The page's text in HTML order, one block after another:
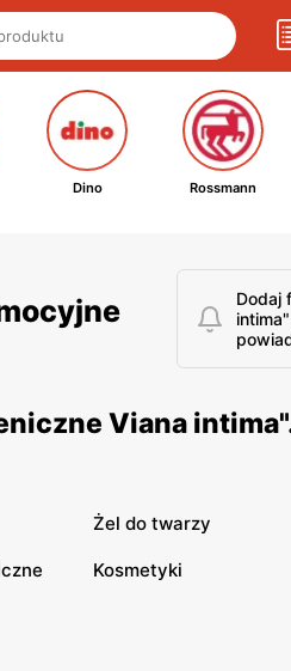
Dino Rossmann
Dodaj
Viana
Żel do twarzy
Kosmetyki